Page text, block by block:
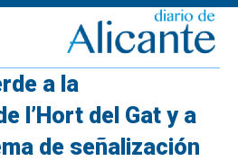
a la
l’Hort del Gat y a
de señalización